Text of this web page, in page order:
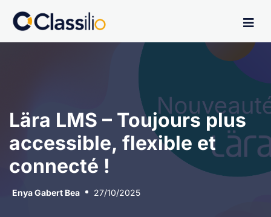
Lära LMS – Toujours plus
accessible, flexible et
connecté !
Enya Gabert Bea 27/10/2025